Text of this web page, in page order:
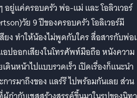
ยู่แค่ครอบครัว พ่อ-แม่ และ โอลิวเวอร์
วัย 9 ปีของครอบครัว โอลิเวอร์มี
ง ทำให้น้องไม่พูดกับใคร สื่อสารกับพ่
ปออกเสียงในโทรศัพท์มือถือ หนังความ
ดินหน้าไปแบบรวดเร็ว เปิดเรื่องก็แนะนำ
ารมาถึงของ แลร์รี ไปพร้อมกันเลย ส่วน